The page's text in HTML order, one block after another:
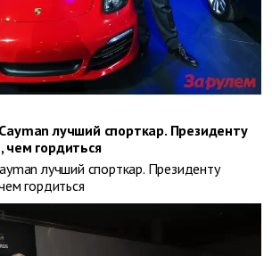
лучший спорткар. Президенту
чем гордиться
лучший спорткар. Президенту
гордиться